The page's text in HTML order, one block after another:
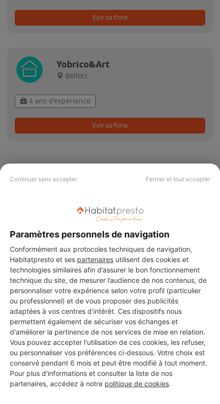
Continuer sans accepter Fermer et tout accepter
Paramètres personnels de navigation
Conformément aux protocoles techniques de navigation,
Habitatpresto et ses partenaires utilisent des cookies et
technologies similaires afin d’assurer le bon fonctionnement
technique du site, de mesurer l’audience de nos contenus, de
personnaliser votre expérience selon votre profil (particulier
ou professionnel) et de vous proposer des publicités
adaptées à vos centres d’intérêt. Ces dispositifs nous
permettent également de sécuriser vos échanges et
d'améliorer la pertinence de nos services de mise en relation.
Vous pouvez accepter l'utilisation de ces cookies, les refuser,
ou personnaliser vos préférences ci-dessous. Votre choix est
conservé pendant 6 mois et peut être modifié à tout moment.
Pour plus d'informations et consulter la liste de nos
partenaires, accédez à notre politique de cookies.
Voir sa fiche
Yobrico&Art
Belfort
4 ans d'expérience
Voir sa fiche
CHERCHER ?
Vous souhaitez réaliser des travaux et ne savez quel professionnel
choisir ? Demandez des devis travauxauprès de notre réseau de 5 000
professionnels partout en France.
DEMANDER UN DEVIS